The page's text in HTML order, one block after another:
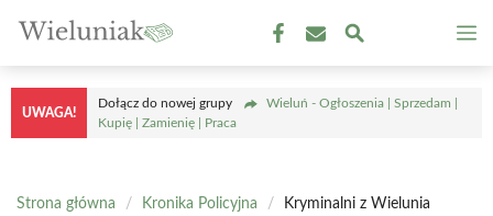
treści
UWAGA!
Dołącz do nowej grupy
Wieluń - Ogłoszenia | Sprzedam |
Kupię | Zamienię | Praca
Strona główna / Kronika Policyjna /
Kryminalni z Wielunia